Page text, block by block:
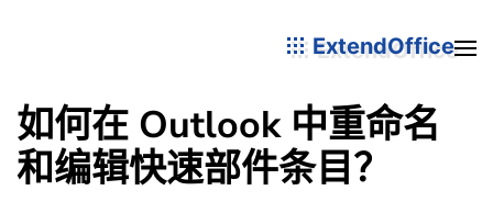
ExtendOffice
如何在 Outlook 中重命名
和编辑快速部件条目？